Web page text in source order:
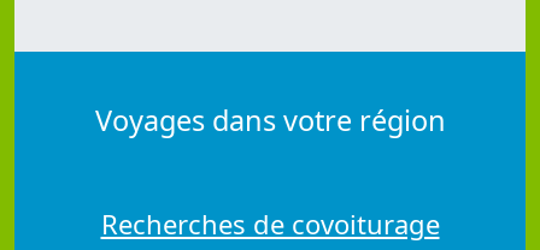
Voyages dans votre région
Recherches de covoiturage